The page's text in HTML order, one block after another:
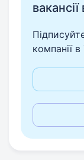
компанії